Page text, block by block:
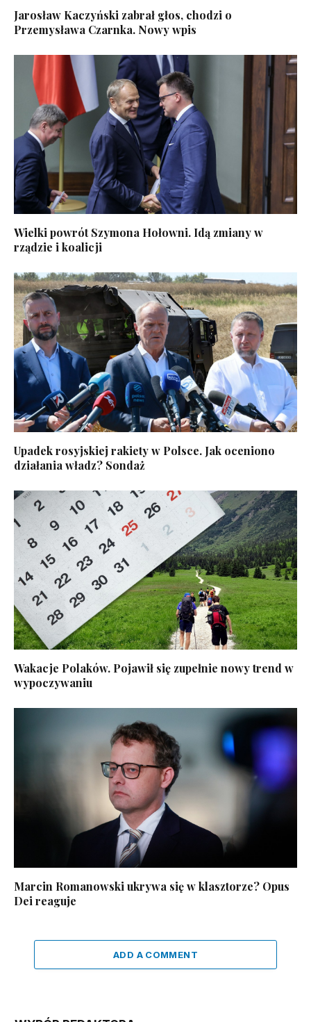
Jarosław Kaczyński zabrał głos, chodzi o
Przemysława Czarnka. Nowy wpis
Wielki powrót Szymona Hołowni. Idą zmiany w
rządzie i koalicji
Upadek rosyjskiej rakiety w Polsce. Jak oceniono
działania władz? Sondaż
Wakacje Polaków. Pojawił się zupełnie nowy trend w
wypoczywaniu
Marcin Romanowski ukrywa się w klasztorze? Opus
Dei reaguje
ADD A COMMENT